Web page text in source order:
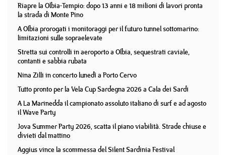
Riapre la Olbia-Tempio: dopo 13 anni e 18 milioni di lavori pronta
la strada di Monte Pino
A Olbia prorogati i monitoraggi per il futuro tunnel sottomarino:
limitazioni sulle sopraelevate
Stretta sui controlli in aeroporto a Olbia, sequestrati caviale,
contanti e sabbia rubata
Nina Zilli in concerto lunedì a Porto Cervo
Tutto pronto per la Vela Cup Sardegna 2026 a Cala dei Sardi
A La Marinedda il campionato assoluto italiano di surf e ad agosto
il Wave Party
Jova Summer Party 2026, scatta il piano viabilità. Strade chiuse e
divieti dal mattino
Aggius vince la scommessa del Silent Sardinia Festival